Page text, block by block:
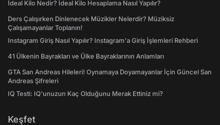
İdeal Kilo Nedir? İdeal Kilo Hesaplama Nasıl Yapılır?
Ders Çalışırken Dinlenecek Müzikler Nelerdir? Müziksiz
Çalışamayanlar Toplanın!
Instagram Giriş Nasıl Yapılır? Instagram'a Giriş İşlemleri Rehberi
41 Ülkenin Bayrakları ve Ülke Bayraklarının Anlamları
GTA San Andreas Hileleri! Oynamaya Doyamayanlar İçin Güncel San
Andreas Şifreleri
IQ Testi: IQ'unuzun Kaç Olduğunu Merak Ettiniz mi?
Keşfet